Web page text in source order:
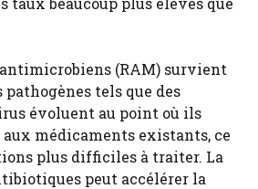
(RAM) survient
pathogènes tels que des
évoluent au point où ils
médicaments existants, ce
plus difficiles à traiter. La
peut accélérer la